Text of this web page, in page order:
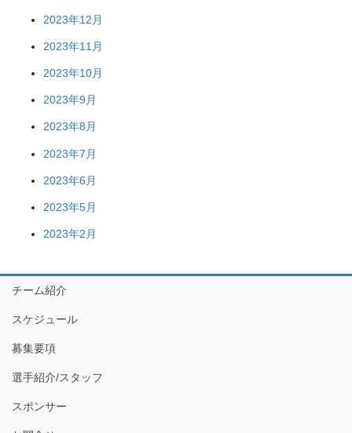
2023年12月
2023年11月
2023年10月
2023年9月
2023年8月
2023年7月
2023年6月
2023年5月
2023年2月
チーム紹介
スケジュール
募集要項
選手紹介/スタッフ
スポンサー